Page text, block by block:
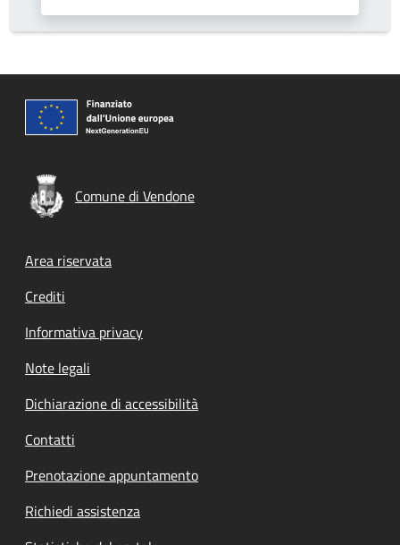
Comune di Vendone
Footer menu
Area riservata
Crediti
Informativa privacy
Note legali
Dichiarazione di accessibilità
Contatti
Prenotazione appuntamento
Richiedi assistenza